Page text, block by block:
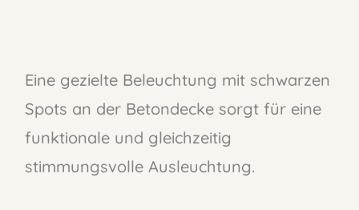
Eine gezielte Beleuchtung mit schwarzen
Spots an der Betondecke sorgt für eine
funktionale und gleichzeitig
stimmungsvolle Ausleuchtung.